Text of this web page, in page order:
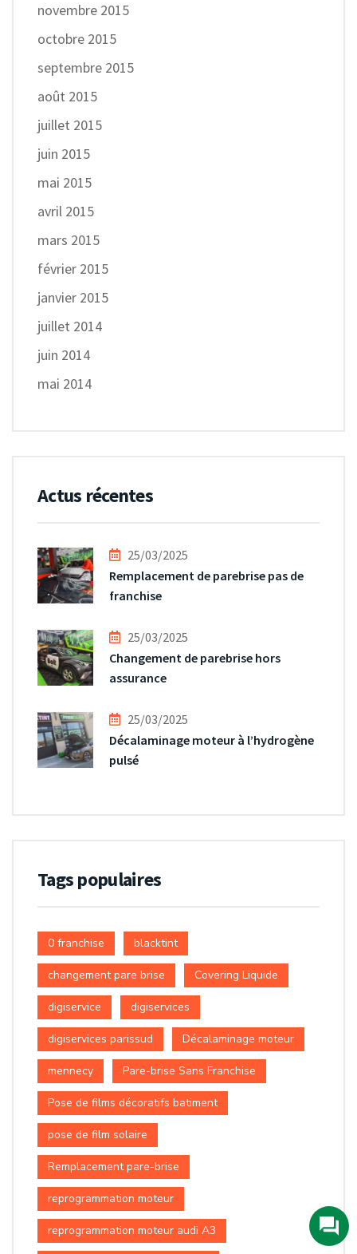
novembre 2015
octobre 2015
septembre 2015
août 2015
juillet 2015
juin 2015
mai 2015
avril 2015
mars 2015
février 2015
janvier 2015
juillet 2014
juin 2014
mai 2014
Actus récentes
25/03/2025
Remplacement de parebrise pas de
franchise
25/03/2025
Changement de parebrise hors
assurance
25/03/2025
Décalaminage moteur à l’hydrogène
pulsé
Tags populaires
0 franchise blacktint
changement pare brise Covering Liquide
digiservice digiservices
digiservices parissud Décalaminage moteur
mennecy Pare-brise Sans Franchise
Pose de films décoratifs batiment
pose de film solaire
Remplacement pare-brise
reprogrammation moteur
reprogrammation moteur audi A3